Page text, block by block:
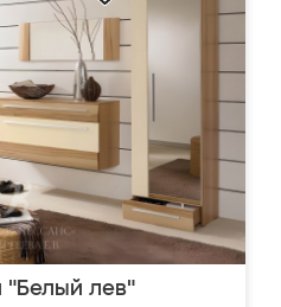
"Белый лев"